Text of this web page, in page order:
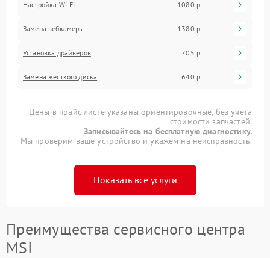
Настройка Wi-Fi 1080 р
Замена вебкамеры 1380 р
Установка драйверов 705 р
Замена жесткого диска 640 р
Цены в прайс-листе указаны ориентировочные, без учета
стоимости запчастей.
Записывайтесь на бесплатную диагностику.
Мы проверим ваше устройство и укажем на неисправность.
Показать все услуги
Преимущества сервисного центра
MSI